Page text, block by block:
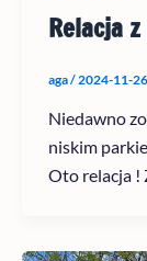
Relacja
aga/2024-11-26
Niedawno
niskim
Oto relacja !